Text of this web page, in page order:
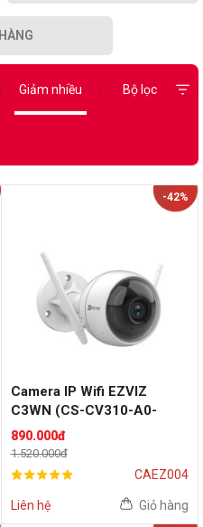
Giảm nhiều Bộ lọc
-42%
Camera IP Wifi EZVIZ
C3WN (CS-CV310-A0-
1C2WFR | 2 MP)
890.000đ
1.520.000đ
CAEZ004
Liên hệ Giỏ hàng